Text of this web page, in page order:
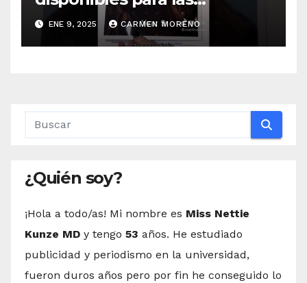
‘meriendas con historia
ENE 9, 2025 CARMEN MORENO
¿Quién soy?
¡Hola a todo/as! Mi nombre es Miss Nettie
Kunze MD y tengo 53 años. He estudiado
publicidad y periodismo en la universidad,
fueron duros años pero por fin he conseguido lo